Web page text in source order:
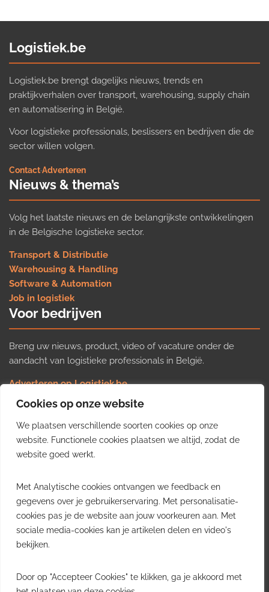
Cookies op onze website
We plaatsen verschillende soorten cookies op onze
website. Functionele cookies plaatsen we altijd, zodat de
website goed werkt.
Met Analytische cookies ontvangen we feedback en
gegevens over je gebruikerservaring. Met personalisatie-
cookies pas je de website aan jouw voorkeuren aan. Met
sociale media-cookies kan je artikelen delen en video's
bekijken.
Door op "Accepteer Cookies" te klikken, ga je akkoord met
Logistiek.be
Logistiek.be brengt dagelijks nieuws, trends en
praktijkverhalen over transport, warehousing, supply chain
en automatisering in België.
Voor logistieke professionals, beslissers en bedrijven die de
sector willen volgen.
Contact·Adverteren
Nieuws & thema’s
Volg het laatste nieuws en de belangrijkste ontwikkelingen
in de Belgische logistieke sector.
Transport & Distributie
Warehousing & Handling
Software & Automation
Job in logistiek
Voor bedrijven
Breng uw nieuws, product, video of vacature onder de
aandacht van logistieke professionals in België.
Adverteren op Logistiek.be
Nieuws insturen
Uw video op Logistiek.TV
Job plaatsen
Gratis wekelijkse update
inzichten uit de Belgische logistieke sector in uw inbox.
Ontvang je gratis
wekelijkse update